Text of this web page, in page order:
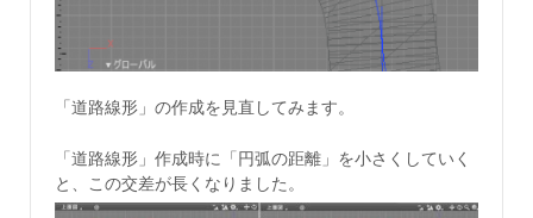
「道路線形」の作成を見直してみます。
「道路線形」作成時に「円弧の距離」を小さくしていく
と、この交差が長くなりました。